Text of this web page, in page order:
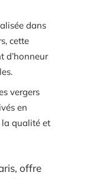
dans
cette
d’honneur
vergers
en
qualité et
offre